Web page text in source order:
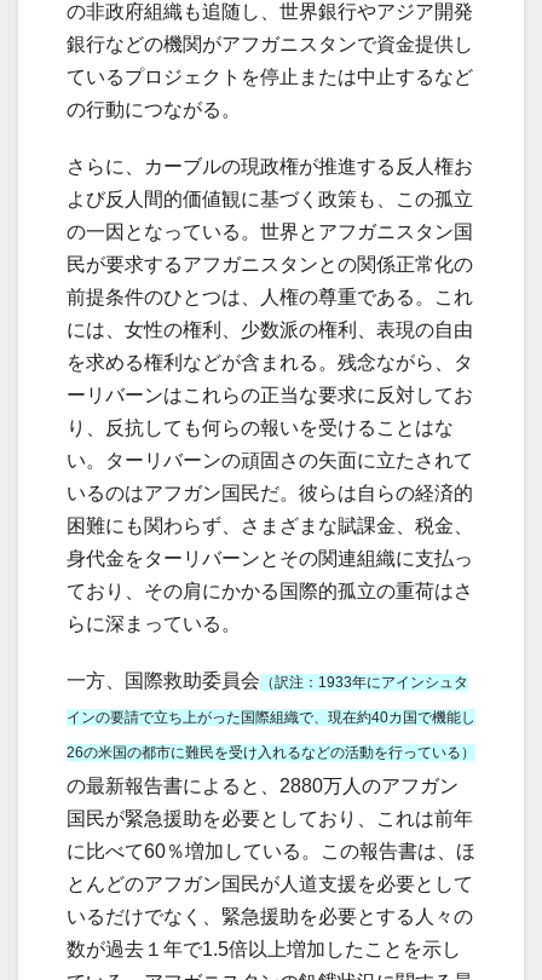
の非政府組織も追随し、世界銀行やアジア開発
銀行などの機関がアフガニスタンで資金提供し
ているプロジェクトを停止または中止するなど
の行動につながる。
さらに、カーブルの現政権が推進する反人権お
よび反人間的価値観に基づく政策も、この孤立
の一因となっている。世界とアフガニスタン国
民が要求するアフガニスタンとの関係正常化の
前提条件のひとつは、人権の尊重である。これ
には、女性の権利、少数派の権利、表現の自由
を求める権利などが含まれる。残念ながら、タ
ーリバーンはこれらの正当な要求に反対してお
り、反抗しても何らの報いを受けることはな
い。ターリバーンの頑固さの矢面に立たされて
いるのはアフガン国民だ。彼らは自らの経済的
困難にも関わらず、さまざまな賦課金、税金、
身代金をターリバーンとその関連組織に支払っ
ており、その肩にかかる国際的孤立の重荷はさ
らに深まっている。
一方、国際救助委員会 （訳注：1933年にアインシュタ
インの要請で立ち上がった国際組織で、現在約40カ国で機能し
26の米国の都市に難民を受け入れるなどの活動を行っている）
の最新報告書によると、2880万人のアフガン
国民が緊急援助を必要としており、これは前年
に比べて60％増加している。この報告書は、ほ
とんどのアフガン国民が人道支援を必要として
いるだけでなく、緊急援助を必要とする人々の
数が過去１年で1.5倍以上増加したことを示し